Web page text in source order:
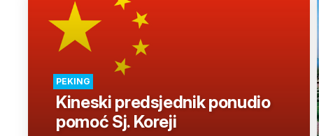
PEKING
Kineski predsjednik ponudio
pomoć Sj. Koreji